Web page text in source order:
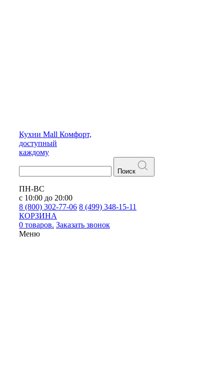
Кухни Mall Комфорт,
доступный
каждому
Поиск
ПН-ВС
с 10:00 до 20:00
8 (800) 302-77-06 8 (499) 348-15-11
КОРЗИНА
0 товаров. Заказать звонок
Меню